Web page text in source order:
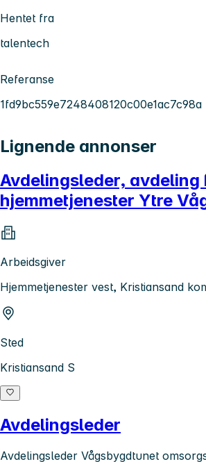
Hentet fra
talentech
Referanse
1fd9bc559e7248408120c00e1ac7c98a
Lignende annonser
Avdelingsleder, avdeling
hjemmetjenester Ytre
Arbeidsgiver
Hjemmetjenester vest, Kristiansand
Sted
Kristiansand S
Avdelingsleder
Avdelingsleder Vågsbygdtunet